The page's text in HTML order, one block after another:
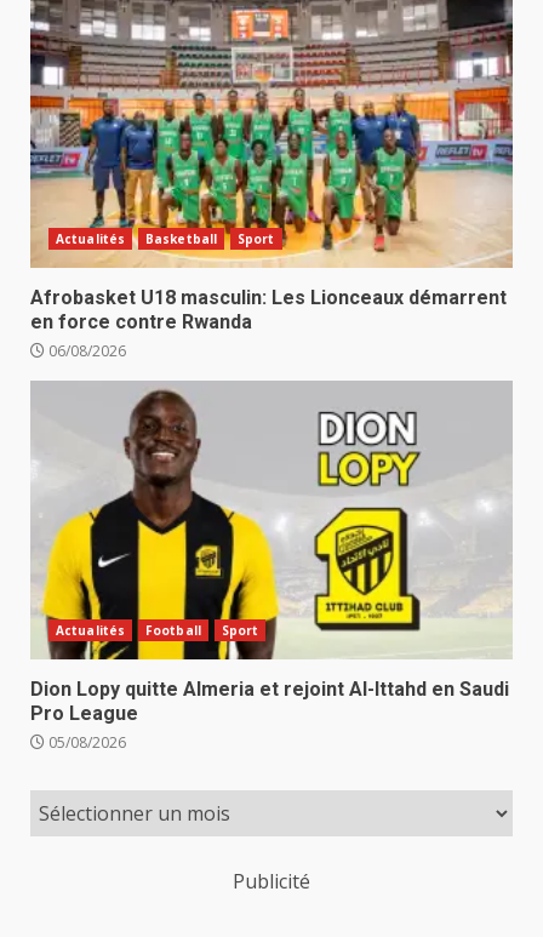
Actualités Basketball Sport
Afrobasket U18 masculin: Les Lionceaux démarrent
en force contre Rwanda
06/08/2026
Actualités Football Sport
Dion Lopy quitte Almeria et rejoint Al-Ittahd en Saudi
Pro League
05/08/2026
Publicité